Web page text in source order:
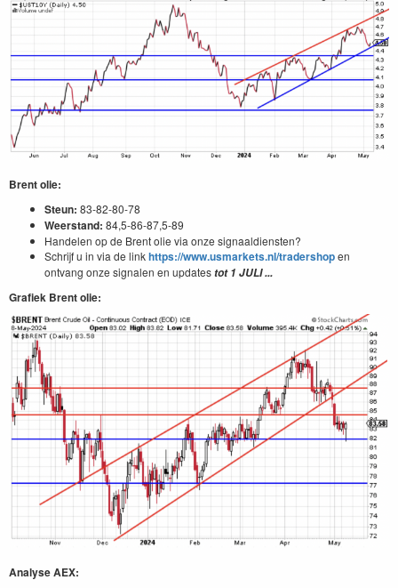
Brent olie:
Steun: 83-82-80-78
Weerstand: 84,5-86-87,5-89
Handelen op de Brent olie via onze signaaldiensten?
Schrijf u in via de linkhttps://www.usmarkets.nl/tradershopen
ontvang onze signalen en updatestot 1 JULI ...
Grafiek Brent olie:
Analyse AEX: